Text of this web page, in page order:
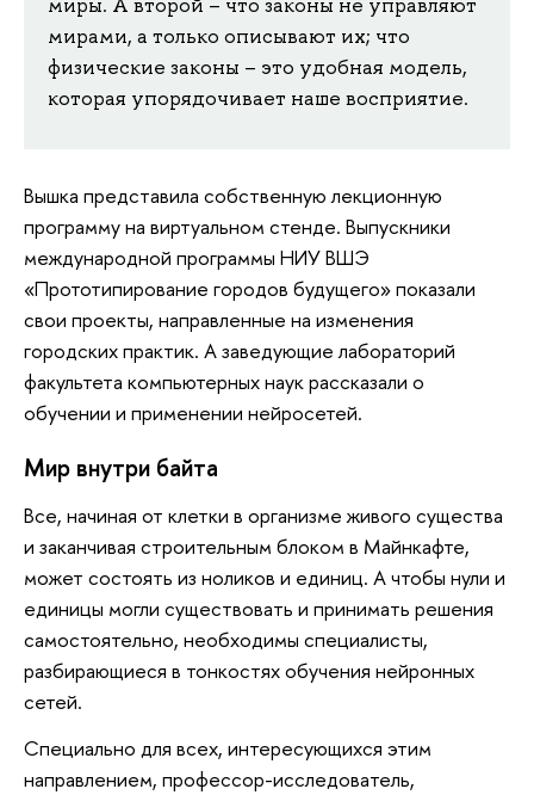
мирами, а только описывают их; что
физические законы – это удобная модель,
которая упорядочивает наше восприятие.
Вышка представила собственную лекционную
программу на виртуальном стенде. Выпускники
международной программы НИУ ВШЭ
«Прототипирование городов будущего» показали
свои проекты, направленные на изменения
городских практик. А заведующие лабораторий
факультета компьютерных наук рассказали о
обучении и применении нейросетей.
Мир внутри байта
Все, начиная от клетки в организме живого существа
и заканчивая строительным блоком в Майнкафте,
может состоять из ноликов и единиц. А чтобы нули и
единицы могли существовать и принимать решения
самостоятельно, необходимы специалисты,
разбирающиеся в тонкостях обучения нейронных
сетей.
Специально для всех, интересующихся этим
направлением, профессор-исследователь,